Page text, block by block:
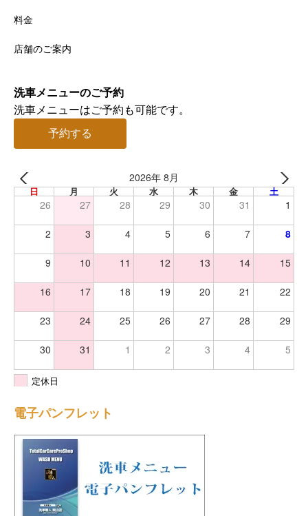
料金
店舗のご案内
洗車メニューのご予約
洗車メニューはご予約も可能です。
予約する
2026年 8月
日 月 火 水 木 金 土
26 27 28 29 30 31 1
2 3 4 5 6 7 8
9 10 11 12 13 14 15
16 17 18 19 20 21 22
23 24 25 26 27 28 29
30 31 1 2 3 4 5
定休日
電子パンフレット